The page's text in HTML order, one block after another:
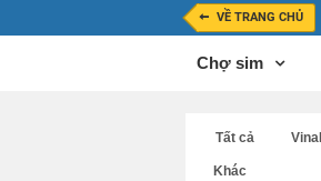
VỀ TRANG CHỦ
Chợ sim
Tất cả
Khác